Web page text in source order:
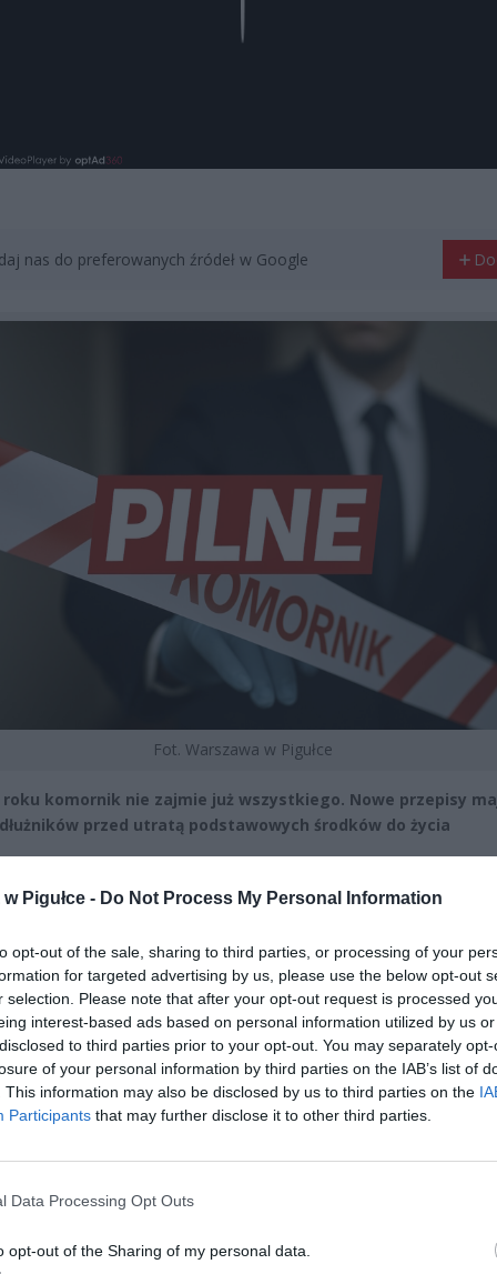
Pigułce - Do Not Process My Personal Information
opt-out of the sale, sharing to third parties, or processing of your
for targeted advertising by us, please use the below opt-out
selection. Please note that after your opt-out request is processed
interest-based ads based on personal information utilized by us
to third parties prior to your opt-out. You may separately
of your personal information by third parties on the IAB’s list of
This information may also be disclosed by us to third parties on the
Participants that may further disclose it to other third parties.
Data Processing Opt Outs
opt-out of the Sharing of my personal data.
nas do preferowanych źródeł w Google
Fot. Warszawa w Pigułce
roku komornik nie zajmie już wszystkiego. Nowe przepisy
przed utratą podstawowych środków do życia
letni obywatel Ukrainy zaatakował zakonnicę i zerwał jej
2026 15:40
3600 zł miesięcznie zamiast 800+. Nowa propozycja dla
dzieci do 3. roku życia
2026 19:29